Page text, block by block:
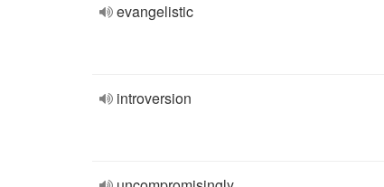
evangelistic
introversion